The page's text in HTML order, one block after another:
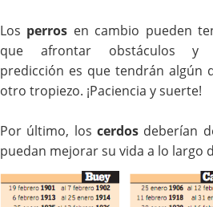
Los perros en cambio pueden
que afrontar obstáculos y
predicción es que tendrán algún
otro tropiezo. ¡Paciencia y suerte!
Por último, los cerdos deberían
puedan mejorar su vida a lo largo